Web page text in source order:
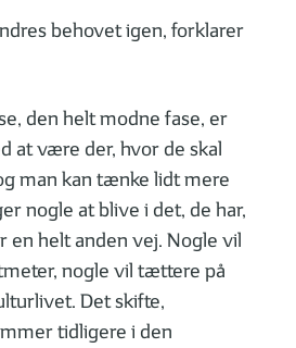
behovet igen, forklarer
den helt modne fase, er
at være der, hvor de skal
man kan tænke lidt mere
nogle at blive i det, de har,
en helt anden vej. Nogle vil
nogle vil tættere på
Det skifte,
tidligere i den